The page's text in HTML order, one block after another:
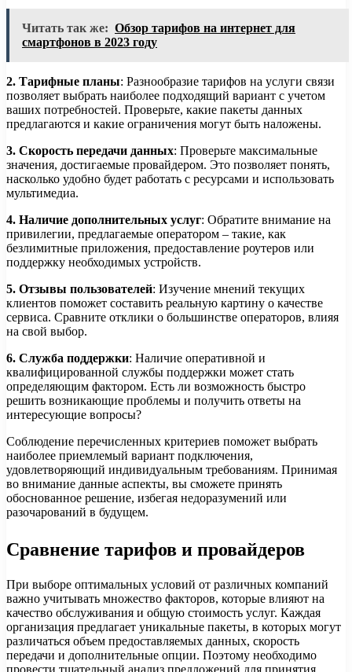
Читать так же: Обзор тарифов на интернет для
смартфонов в 2023 году
2. Тарифные планы: Разнообразие тарифов на услуги связи
позволяет выбрать наиболее подходящий вариант с учетом
ваших потребностей. Проверьте, какие пакеты данных
предлагаются и какие ограничения могут быть наложены.
3. Скорость передачи данных: Проверьте максимальные
значения, достигаемые провайдером. Это позволяет понять,
насколько удобно будет работать с ресурсами и использовать
мультимедиа.
4. Наличие дополнительных услуг: Обратите внимание на
привилегии, предлагаемые оператором – такие, как
безлимитные приложения, предоставление роутеров или
поддержку необходимых устройств.
5. Отзывы пользователей: Изучение мнений текущих
клиентов поможет составить реальную картину о качестве
сервиса. Сравните отклики о большинстве операторов, влияя
на свой выбор.
6. Служба поддержки: Наличие оперативной и
квалифицированной службы поддержки может стать
определяющим фактором. Есть ли возможность быстро
решить возникающие проблемы и получить ответы на
интересующие вопросы?
Соблюдение перечисленных критериев поможет выбрать
наиболее приемлемый вариант подключения,
удовлетворяющий индивидуальным требованиям. Принимая
во внимание данные аспекты, вы сможете принять
обоснованное решение, избегая недоразумений или
разочарований в будущем.
Сравнение тарифов и провайдеров
При выборе оптимальных условий от различных компаний
важно учитывать множество факторов, которые влияют на
качество обслуживания и общую стоимость услуг. Каждая
организация предлагает уникальные пакеты, в которых могут
различаться объем предоставляемых данных, скорость
передачи и дополнительные опции. Поэтому необходимо